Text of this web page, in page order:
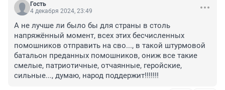
Гость
4 декабря 2024, 23:49
А не лучше ли было бы для страны в столь
напряжённый момент, всех этих бесчисленных
помошников отправить на сво..., в такой штурмовой
батальон преданных помошников, ониж все такие
смелые, патриотичные, отчаянные, геройские,
сильные..., думаю, народ поддержит!!!!!!!